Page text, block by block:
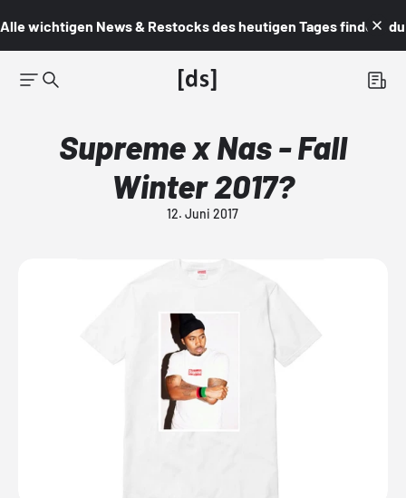
Alle wichtigen News & Restocks des heutigen Tages findest du
Supreme x Nas - Fall
Winter 2017?
12. Juni 2017